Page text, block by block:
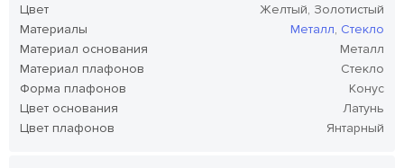
Цвет
Желтый, Золотистый
Материалы
Металл, Стекло
Материал основания
Металл
Материал плафонов
Стекло
Форма плафонов
Конус
Цвет основания
Латунь
Цвет плафонов
Янтарный